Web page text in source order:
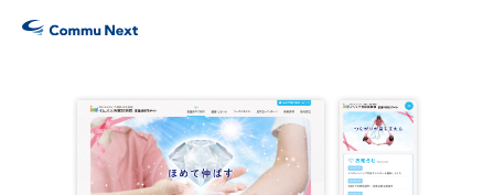
Servicesサービス